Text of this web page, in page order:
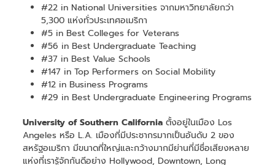
#22 in National Universities จากมหาวิทยาลัยกว่า
5,300 แห่งทั่วประเทศอเมริกา
#5 in Best Colleges for Veterans
#56 in Best Undergraduate Teaching
#37 in Best Value Schools
#147 in Top Performers on Social Mobility
#12 in Business Programs
#29 in Best Undergraduate Engineering Programs
University of Southern Californiaตั้งอยู่ในเมือง Los
Angeles หรือ L.A. เมืองที่มีประชากรมากเป็นอันดับ 2 ของ
สหรัฐอเมริกา มีขนาดที่ใหญ่และกว้างมากมีย่านที่มีชื่อเสียงหลาย
แห่งที่เรารู้จักกันดีอย่าง Hollywood, Downtown, Long